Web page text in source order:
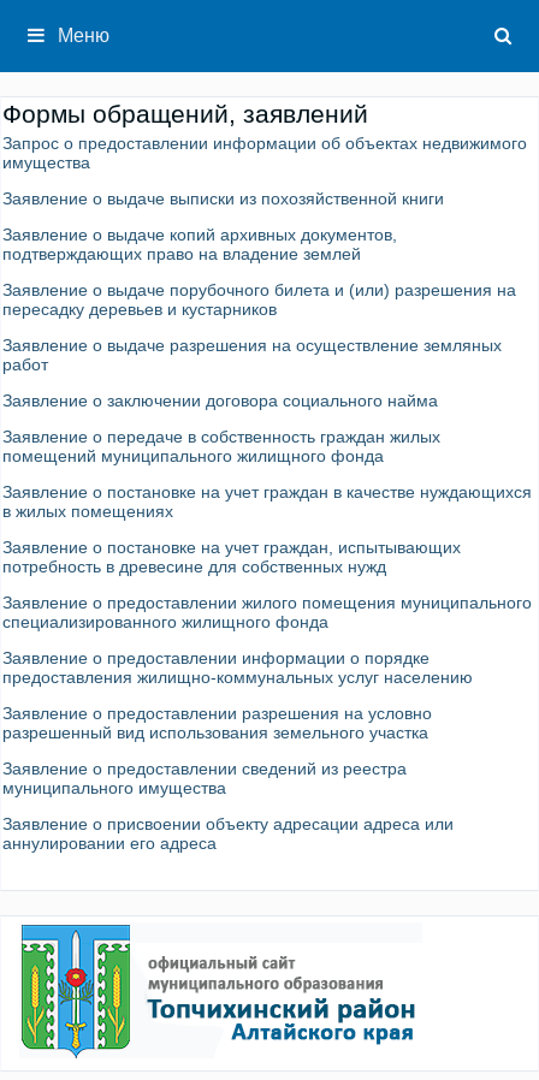
содержимому
Меню
Формы обращений, заявлений
Запрос о предоставлении информации об объектах недвижимого
имущества
Заявление о выдаче выписки из похозяйственной книги
Заявление о выдаче копий архивных документов,
подтверждающих право на владение землей
Заявление о выдаче порубочного билета и (или) разрешения на
пересадку деревьев и кустарников
Заявление о выдаче разрешения на осуществление земляных
работ
Заявление о заключении договора социального найма
Заявление о передаче в собственность граждан жилых
помещений муниципального жилищного фонда
Заявление о постановке на учет граждан в качестве нуждающихся
в жилых помещениях
Заявление о постановке на учет граждан, испытывающих
потребность в древесине для собственных нужд
Заявление о предоставлении жилого помещения муниципального
специализированного жилищного фонда
Заявление о предоставлении информации о порядке
предоставления жилищно-коммунальных услуг населению
Заявление о предоставлении разрешения на условно
разрешенный вид использования земельного участка
Заявление о предоставлении сведений из реестра
муниципального имущества
Заявление о присвоении объекту адресации адреса или
аннулировании его адреса